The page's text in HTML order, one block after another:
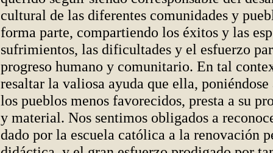
cultural de las diferentes comunidades y
forma parte, compartiendo los éxitos y las
sufrimientos, las dificultades y el esfuerzo
progreso humano y comunitario. En tal
resaltar la valiosa ayuda que ella,
los pueblos menos favorecidos, presta a su
y material. Nos sentimos obligados a
dado por la escuela católica a la renovación